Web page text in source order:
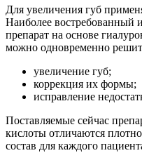
Для увеличения губ
Наиболее востребованный
препарат на основе
можно одновременно
увеличение губ;
коррекция их формы;
исправление
Поставляемые сейчас
кислоты отличаются
состав для каждого